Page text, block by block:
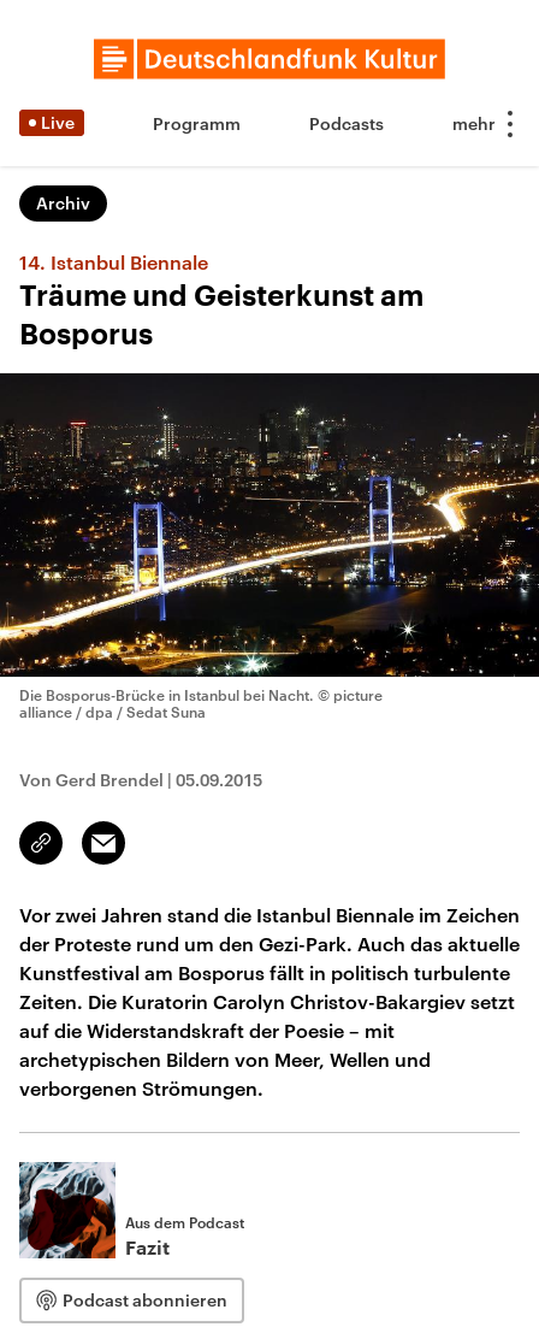
Live Programm Podcasts
Archiv
14. Istanbul Biennale
Träume und Geisterkunst am
Bosporus
Die Bosporus-Brücke in Istanbul bei Nacht. © picture
alliance / dpa / Sedat Suna
Von Gerd Brendel | 05.09.2015
Link
kopieren/teilen
Email
Vor zwei Jahren stand die Istanbul Biennale im Zeichen
der Proteste rund um den Gezi-Park. Auch das aktuelle
Kunstfestival am Bosporus fällt in politisch turbulente
Zeiten. Die Kuratorin Carolyn Christov-Bakargiev setzt
auf die Widerstandskraft der Poesie – mit
archetypischen Bildern von Meer, Wellen und
verborgenen Strömungen.
Aus dem Podcast
Fazit
Podcast abonnieren